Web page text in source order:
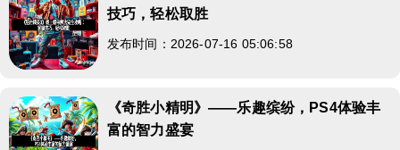
技巧，轻松取胜
发布时间：2026-07-16 05:06:58
《奇胜小精明》——乐趣缤纷，PS4体验丰
富的智力盛宴